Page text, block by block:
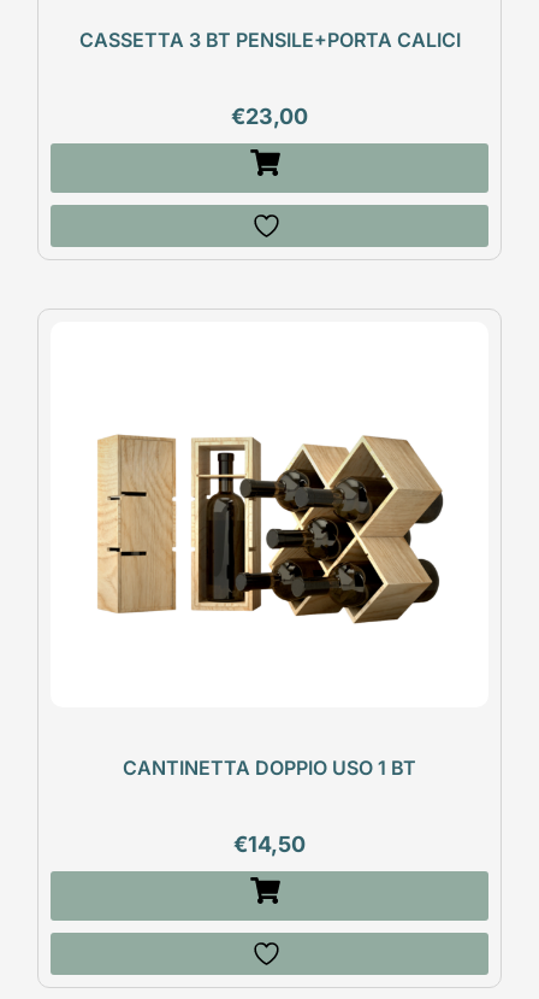
CASSETTA 3 BT PENSILE+PORTA CALICI
€23,00
CANTINETTA DOPPIO USO 1 BT
€14,50